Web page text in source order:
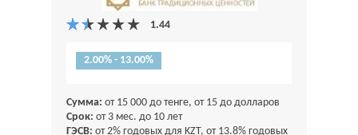
2.00% - 13.00%
Сумма: от 15 000 до тенге, от 15 до долларов
Срок: от 3 мес. до 10 лет
ГЭСВ: от 2% годовых для KZT, от 13.8% годовых